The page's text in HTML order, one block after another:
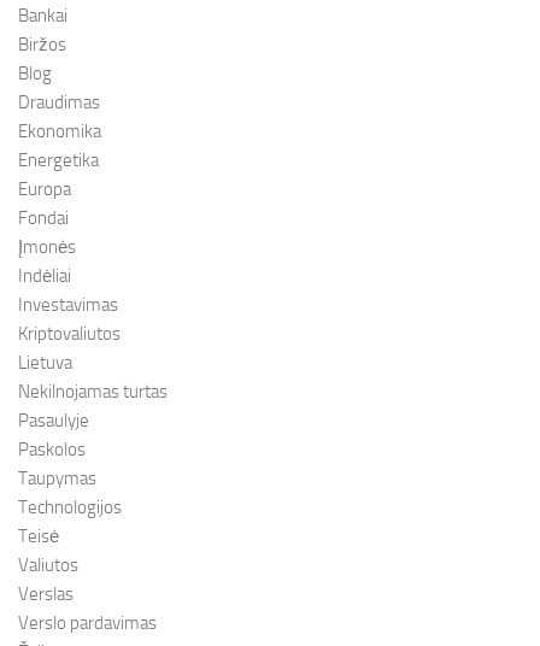
Bankai
Biržos
Blog
Draudimas
Ekonomika
Energetika
Europa
Fondai
Įmonės
Indėliai
Investavimas
Kriptovaliutos
Lietuva
Nekilnojamas turtas
Pasaulyje
Paskolos
Taupymas
Technologijos
Teisė
Valiutos
Verslas
Verslo pardavimas